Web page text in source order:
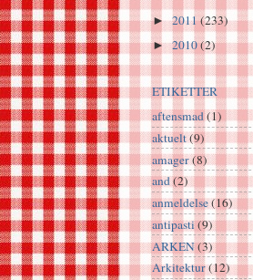
►2011(233)
►2010(2)
ETIKETTER
aftensmad(1)
aktuelt(9)
amager(8)
and(2)
anmeldelse(16)
antipasti(9)
ARKEN(3)
Arkitektur(12)